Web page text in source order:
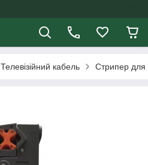
Телевізійний кабель Стрипер для